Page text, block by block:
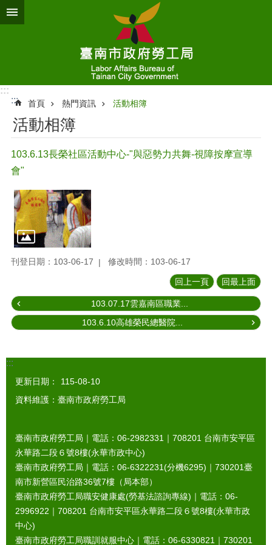
跳到主要內容區塊
:::
:::
首頁 熱門資訊 活動相簿
活動相簿
103.6.13長榮社區活動中心-"與惡勢力共舞-視障按摩宣導
會"
刊登日期：103-06-17 修改時間：103-06-17
回上一頁 回最上面
103.07.17雲嘉南區職業...
103.6.10高雄榮民總醫院...
:::
更新日期：
115-08-10
資料維護：臺南市政府勞工局
臺南市政府勞工局｜電話：06-2982331｜ 708201 台南市安平區
永華路二段６號8樓(永華市政中心)
臺南市政府勞工局｜電話：06-6322231(分機6295)｜ 730201臺
南市新營區民治路36號7樓（局本部）
臺南市政府勞工局職安健康處(勞基法諮詢專線)｜電話：06-
2996922｜ 708201 台南市安平區永華路二段６號8樓(永華市政
中心)
臺南市政府勞工局職訓就服中心｜電話：06-6330821｜ 730201